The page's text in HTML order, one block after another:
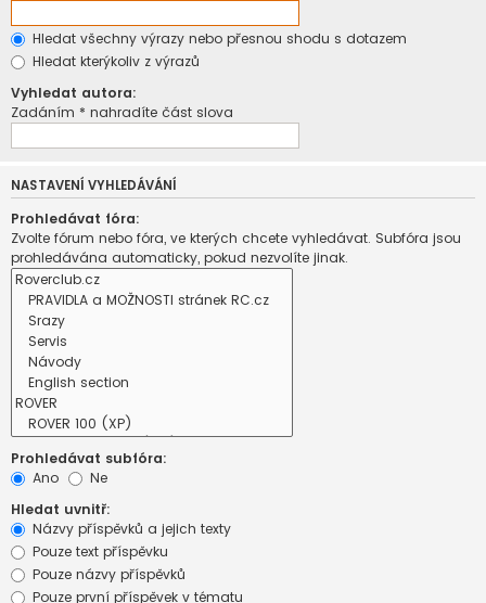
Hledat všechny výrazy nebo přesnou shodu s dotazem
Hledat kterýkoliv z výrazů
Vyhledat autora:
Zadáním * nahradíte část slova
NASTAVENÍ VYHLEDÁVÁNÍ
Prohledávat fóra:
Zvolte fórum nebo fóra, ve kterých chcete vyhledávat. Subfóra jsou
prohledávána automaticky, pokud nezvolíte jinak.
Prohledávat subfóra:
Ano
Ne
Hledat uvnitř:
Názvy příspěvků a jejich texty
Pouze text příspěvku
Pouze názvy příspěvků
Pouze první příspěvek v tématu